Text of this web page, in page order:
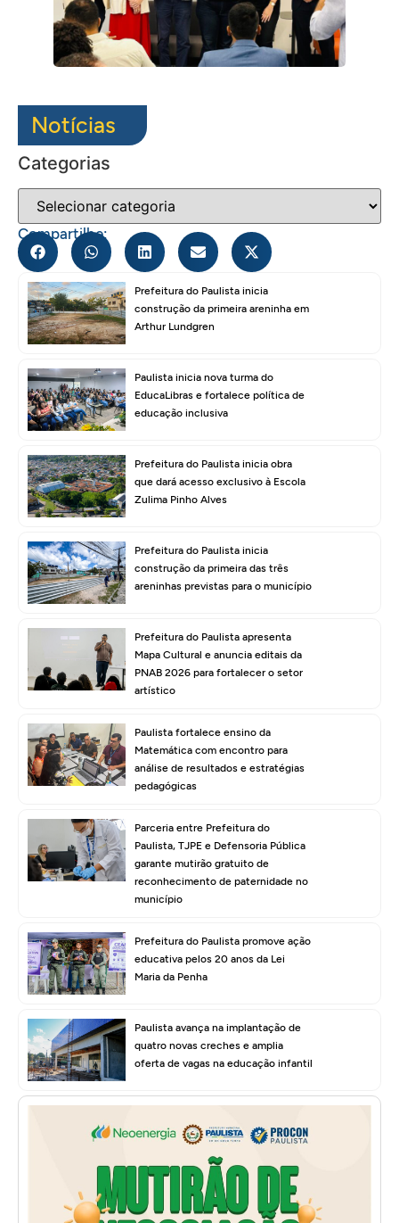
Notícias
Categorias
Compartilhe:
Prefeitura do Paulista inicia
construção da primeira areninha em
Arthur Lundgren
Paulista inicia nova turma do
EducaLibras e fortalece política de
educação inclusiva
Prefeitura do Paulista inicia obra
que dará acesso exclusivo à Escola
Zulima Pinho Alves
Prefeitura do Paulista inicia
construção da primeira das três
areninhas previstas para o município
Prefeitura do Paulista apresenta
Mapa Cultural e anuncia editais da
PNAB 2026 para fortalecer o setor
artístico
Paulista fortalece ensino da
Matemática com encontro para
análise de resultados e estratégias
pedagógicas
Parceria entre Prefeitura do
Paulista, TJPE e Defensoria Pública
garante mutirão gratuito de
reconhecimento de paternidade no
município
Prefeitura do Paulista promove ação
educativa pelos 20 anos da Lei
Maria da Penha
Paulista avança na implantação de
quatro novas creches e amplia
oferta de vagas na educação infantil